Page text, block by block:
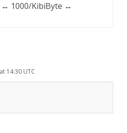
↔ 1000/KibiByte ↔
14:30 UTC